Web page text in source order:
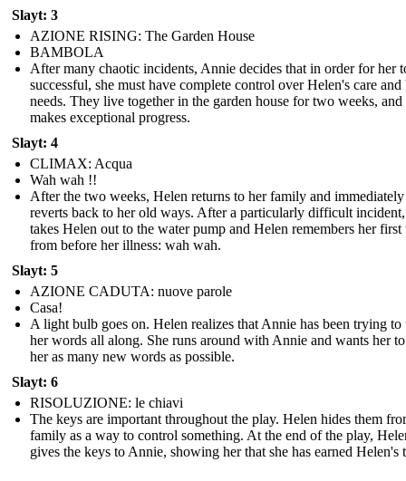
Slayt: 3
AZIONE RISING: The Garden House
BAMBOLA
After many chaotic incidents, Annie decides that in order for her
successful, she must have complete control over Helen's care and
needs. They live together in the garden house for two weeks,
makes exceptional progress.
Slayt: 4
CLIMAX: Acqua
Wah wah !!
After the two weeks, Helen returns to her family and immediately
reverts back to her old ways. After a particularly difficult
takes Helen out to the water pump and Helen remembers her
from before her illness: wah wah.
Slayt: 5
AZIONE CADUTA: nuove parole
Casa!
A light bulb goes on. Helen realizes that Annie has been trying to
her words all along. She runs around with Annie and wants her
her as many new words as possible.
Slayt: 6
RISOLUZIONE: le chiavi
The keys are important throughout the play. Helen hides them
family as a way to control something. At the end of the play,
gives the keys to Annie, showing her that she has earned Helen's